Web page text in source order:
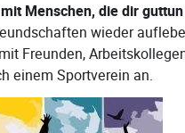
Menschen, die dir guttun
wieder
Freunden,
einem Sportverein an.